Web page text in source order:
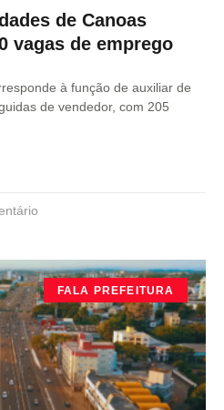
de Canoas
vagas de emprego
à função de auxiliar de
de vendedor, com 205
FALA PREFEITURA